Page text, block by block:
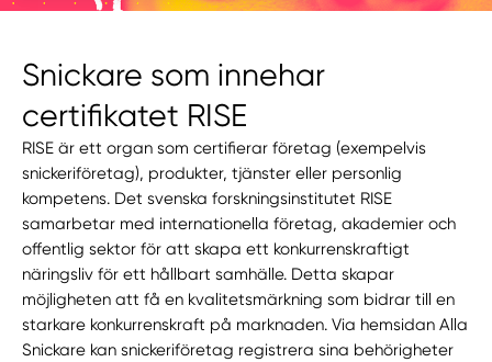
Snickare som innehar
certifikatet RISE
RISE är ett organ som certifierar företag (exempelvis
snickeriföretag), produkter, tjänster eller personlig
kompetens. Det svenska forskningsinstitutet RISE
samarbetar med internationella företag, akademier och
offentlig sektor för att skapa ett konkurrenskraftigt
näringsliv för ett hållbart samhälle. Detta skapar
möjligheten att få en kvalitetsmärkning som bidrar till en
starkare konkurrenskraft på marknaden. Via hemsidan Alla
Snickare kan snickeriföretag registrera sina behörigheter